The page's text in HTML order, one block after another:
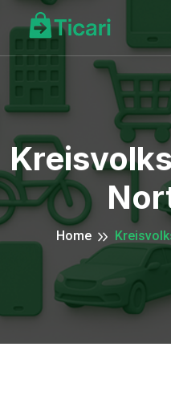
Home